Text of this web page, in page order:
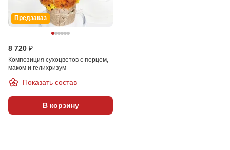
Предзаказ
8 720 ₽
Композиция сухоцветов с перцем,
маком и гелихризум
Показать состав
В корзину